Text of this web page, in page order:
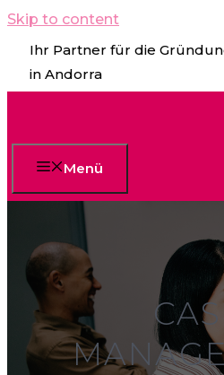
Skip to content
Ihr Partner für die
in Andorra
Menü